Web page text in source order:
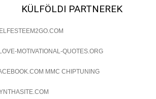
sebészeti praxisban.
páciensszám növekedés
os Növekedést
Lépésről lépésre marketing tervrajz,
eredményezett. Ismerje meg a
os Növekedésének
Története
Teljes dokumentáció egy klinika
KÜLFÖLDI PARTNEREK
MOTIVATIONAL-QUOTES.ORG
MMC CHIPTUNING